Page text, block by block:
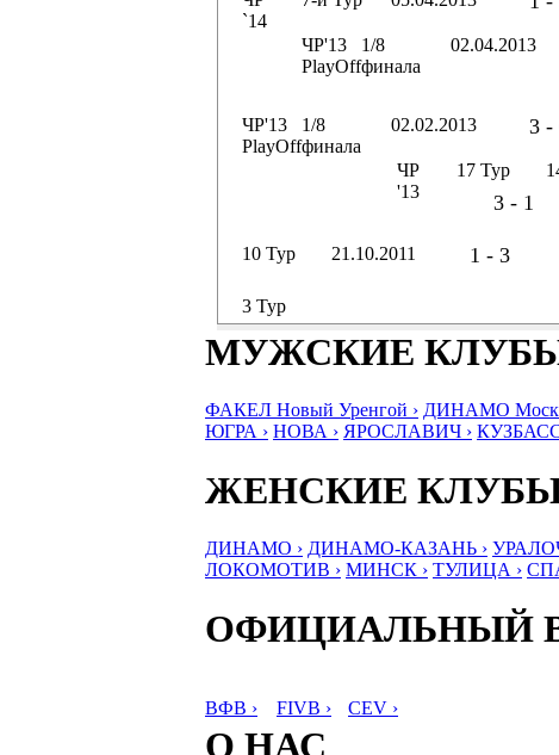
`14
ЧР'13
PlayOff
1/8
финала
02.04.2013
ЧР'13
PlayOff
1/8
финала
02.02.2013 3 -
ЧР
'13
17 Тур
3 - 1
10 Тур
21.10.2011 1 - 3
3 Тур
МУЖСКИЕ
ФАКЕЛ Новый Уренгой › ДИНАМО
ЮГРА › НОВА › ЯРОСЛАВИЧ ›
ЖЕНСКИЕ
ДИНАМО › ДИНАМО-КАЗАНЬ ›
ЛОКОМОТИВ › МИНСК › ТУЛИЦА ›
ОФИЦИАЛЬНЫЙ
ВФВ › FIVB › CEV ›
О НАС